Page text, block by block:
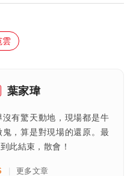
雲
葉家瑋
有驚天動地，現場都是牛
，算是對現場的還原。最
此結束，散會！
更多文章